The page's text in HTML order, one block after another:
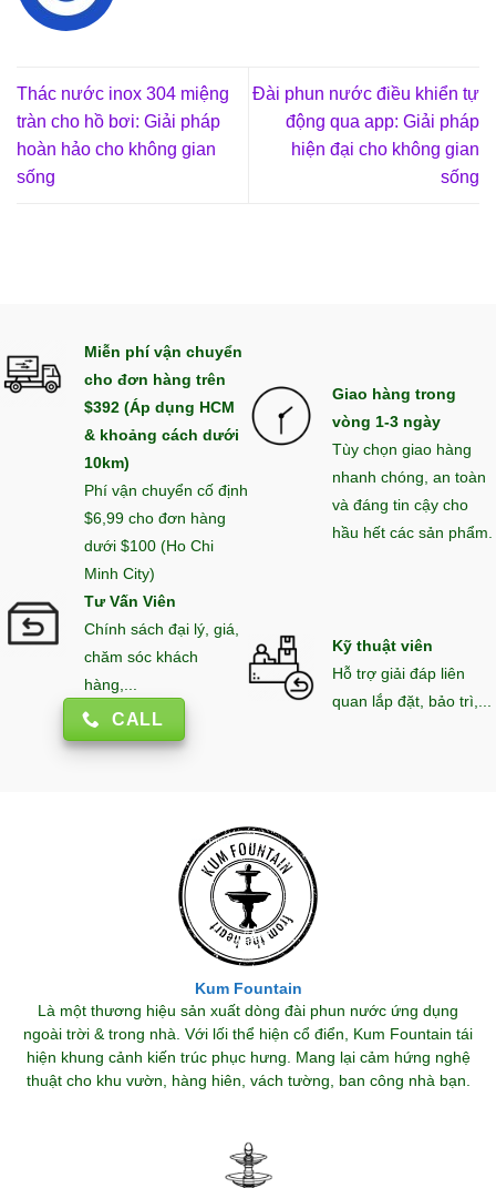
Thác nước inox 304 miệng
tràn cho hồ bơi: Giải pháp
hoàn hảo cho không gian
sống
Đài phun nước điều khiển tự
động qua app: Giải pháp
hiện đại cho không gian
sống
Miễn phí vận chuyển
cho đơn hàng trên
$392 (Áp dụng HCM
& khoảng cách dưới
10km)
Phí vận chuyển cố định
$6,99 cho đơn hàng
dưới $100 (Ho Chi
Minh City)
Giao hàng trong
vòng 1-3 ngày
Tùy chọn giao hàng
nhanh chóng, an toàn
và đáng tin cậy cho
hầu hết các sản phẩm.
Tư Vấn Viên
Chính sách đại lý, giá,
chăm sóc khách
hàng,...
CALL
Kỹ thuật viên
Hỗ trợ giải đáp liên
quan lắp đặt, bảo trì,...
Kum Fountain
Là một thương hiệu sản xuất dòng đài phun nước ứng dụng
ngoài trời & trong nhà. Với lối thể hiện cổ điển, Kum Fountain tái
hiện khung cảnh kiến trúc phục hưng. Mang lại cảm hứng nghệ
thuật cho khu vườn, hàng hiên, vách tường, ban công nhà bạn.